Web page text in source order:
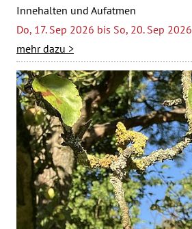
Innehalten und Aufatmen
Do, 17. Sep 2026 bis So, 20. Sep 2026
mehr dazu >